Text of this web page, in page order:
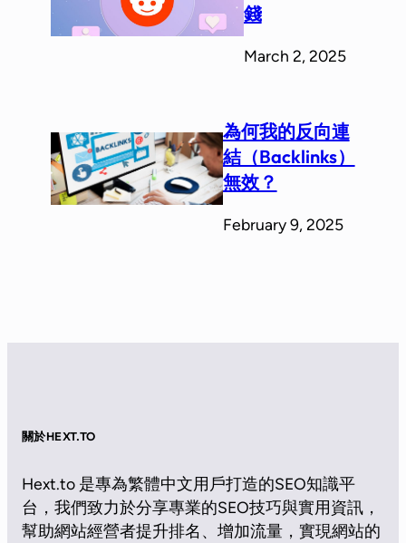
錢
March 2, 2025
為何我的反向連
結（Backlinks）
無效？
February 9, 2025
關於HEXT.TO
Hext.to 是專為繁體中文用戶打造的SEO知識平
台，我們致力於分享專業的SEO技巧與實用資訊，
幫助網站經營者提升排名、增加流量，實現網站的